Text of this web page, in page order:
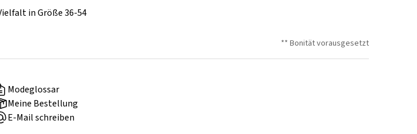
in Größe 36-54
** Bonität vorausgesetzt
Modeglossar
Meine Bestellung
E-Mail schreiben